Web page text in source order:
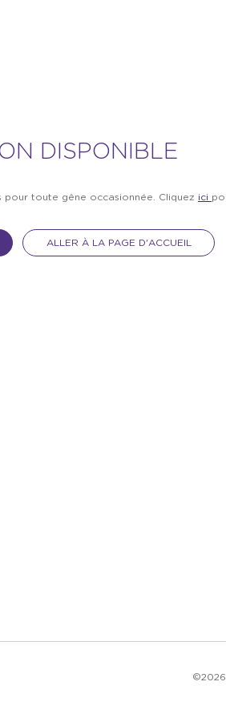
DISPONIBLE
pour toute gêne occasionnée. Cliquez ici
ALLER À LA PAGE D'ACCUEIL
©2026